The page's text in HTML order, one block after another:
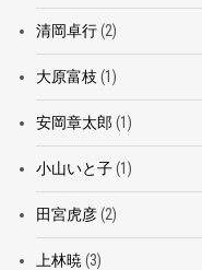
清岡卓行(2)
大原富枝 (1)
安岡章太郎 (1)
小山いと子(1)
田宮虎彦(2)
上林暁 (3)